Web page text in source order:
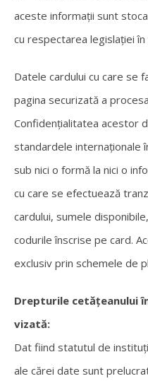
aceste informații sunt
cu respectarea legislației în
Datele cardului cu care se
pagina securizată a
Confidențialitatea acestor
standardele internaționale
sub nici o formă la nici o
cu care se efectuează
cardului, sumele
codurile înscrise pe card.
exclusiv prin schemele de
Drepturile cetățeanului
vizată:
Dat fiind statutul de
ale cărei date sunt